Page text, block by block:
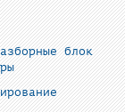
блок